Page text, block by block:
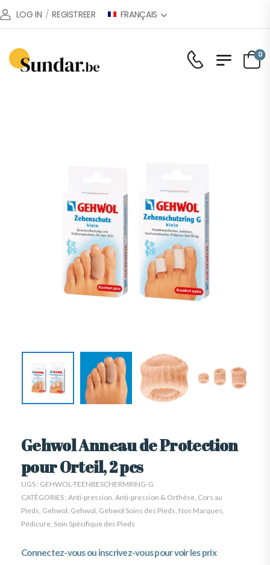
LOG IN / REGISTREER FRANÇAIS
0
Gehwol Anneau de Protection
pour Orteil, 2 pcs
UGS : GEHWOL-TEENBESCHERMRING-G
CATÉGORIES : Anti-pression Anti-pression & Orthèse Cors au
Pieds Gehwol Gehwol Gehwol Soins des Pieds Nos Marques
Pédicure Soin Spécifique des Pieds
Connectez-vous ou inscrivez-vous pour voir les prix